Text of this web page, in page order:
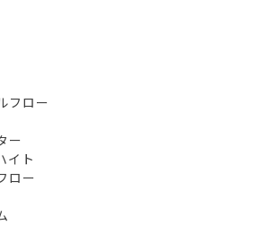
ロー
ー
ト
ー